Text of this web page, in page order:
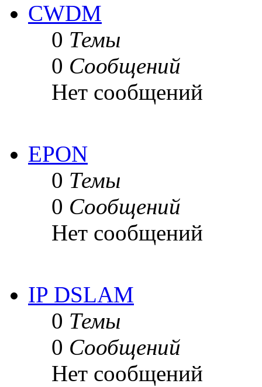
CWDM
0 Темы
0 Сообщений
Нет сообщений
EPON
0 Темы
0 Сообщений
Нет сообщений
IP DSLAM
0 Темы
0 Сообщений
Нет сообщений